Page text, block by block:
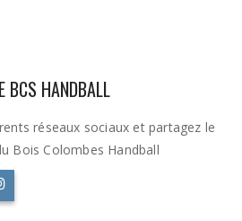
BCS HANDBALL
réseaux sociaux et partagez le
Bois Colombes Handball